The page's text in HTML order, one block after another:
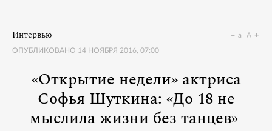
Интервью
ОПУБЛИКОВАНО 14 НОЯБРЯ 2016, 07:00
a A
«Открытие недели» актриса
Софья Шуткина: «До 18 не
мыслила жизни без танцев»